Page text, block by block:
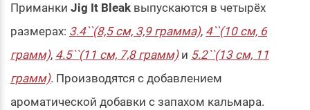
Приманки Jig It Bleak выпускаются в четырёх
размерах: 3.4``(8,5 см, 3,9 грамма), 4``(10 см, 6
грамм), 4.5``(11 см, 7,8 грамм) и 5.2``(13 см, 11
грамм). Производятся с добавлением
ароматической добавки с запахом кальмара.